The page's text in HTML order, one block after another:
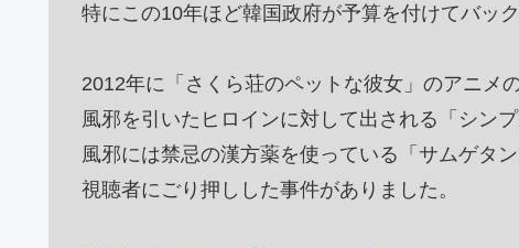
特にこの10年ほど韓国政府が予算を付けてバッ
2012年に「さくら荘のペットな彼女」のアニメ
風邪を引いたヒロインに対して出される「シン
風邪には禁忌の漢方薬を使っている「サムゲタ
視聴者にごり押しした事件がありました。